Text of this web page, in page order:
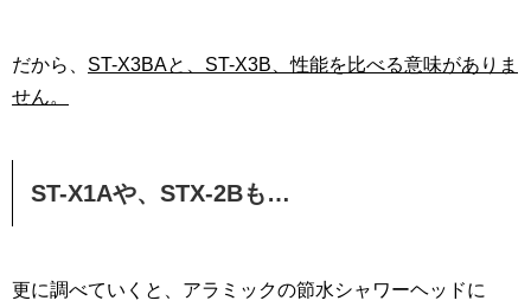
だから、 ST-X3BAと、ST-X3B、性能を比べる意味がありま
せん。
ST-X1Aや、STX-2Bも…
更に調べていくと、アラミックの節水シャワーヘッドに